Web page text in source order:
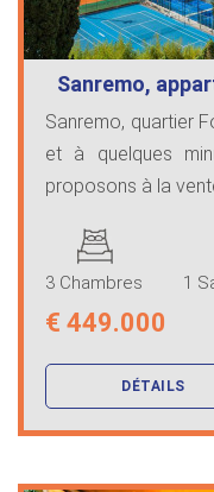
Sanremo,
Sanremo, quartier
et à quelques
proposons à la
3 Chambres 1
€ 449.000
DÉTAILS